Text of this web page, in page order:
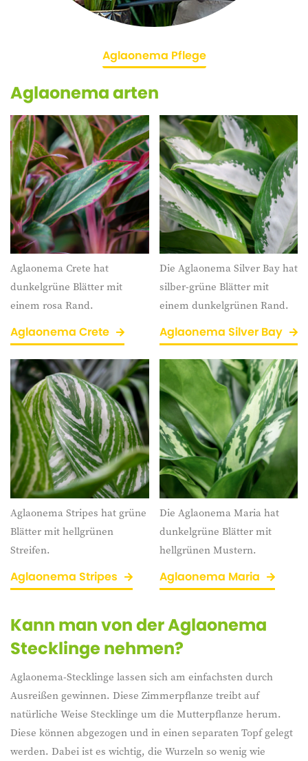
Aglaonema Pflege
Aglaonema arten
Aglaonema Crete hat
dunkelgrüne Blätter mit
einem rosa Rand.
Aglaonema Crete
Die Aglaonema Silver Bay hat
silber-grüne Blätter mit
einem dunkelgrünen Rand.
Aglaonema Silver Bay
Aglaonema Stripes hat grüne
Blätter mit hellgrünen
Streifen.
Aglaonema Stripes
Die Aglaonema Maria hat
dunkelgrüne Blätter mit
hellgrünen Mustern.
Aglaonema Maria
Kann man von der Aglaonema
Stecklinge nehmen?
Aglaonema-Stecklinge lassen sich am einfachsten durch
Ausreißen gewinnen. Diese Zimmerpflanze treibt auf
natürliche Weise Stecklinge um die Mutterpflanze herum.
Diese können abgezogen und in einen separaten Topf gelegt
werden. Dabei ist es wichtig, die Wurzeln so wenig wie